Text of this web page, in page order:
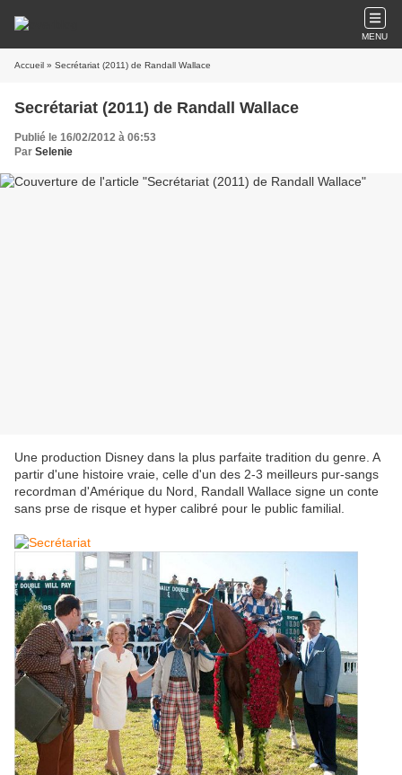
MENU
Accueil » Secrétariat (2011) de Randall Wallace
Secrétariat (2011) de Randall Wallace
Publié le 16/02/2012 à 06:53
Par Selenie
Une production Disney dans la plus parfaite tradition du genre. A
partir d'une histoire vraie, celle d'un des 2-3 meilleurs pur-sangs
recordman d'Amérique du Nord, Randall Wallace signe un conte
sans prse de risque et hyper calibré pour le public familial.